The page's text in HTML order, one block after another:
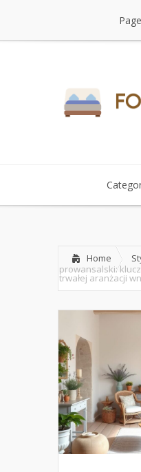
Home
prowansalski:
trwałej aranżacji